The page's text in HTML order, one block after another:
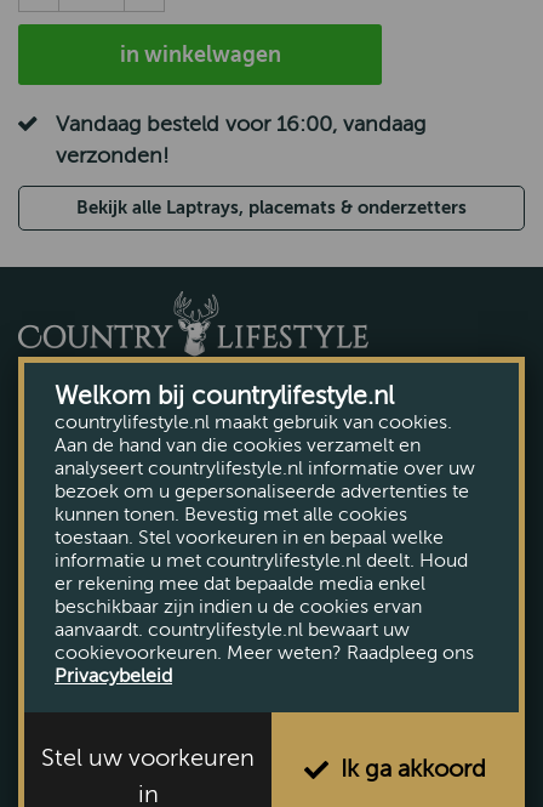
in winkelwagen
Vandaag besteld voor 16:00, vandaag
verzonden!
Bekijk alle Laptrays, placemats & onderzetters
Voorthuizerstraat 131, Putten
Tel. (0341) 492 145
Plan uw route
Vandaag geopend tot 21:00
Bekijk openingstijden
Welkom bij countrylifestyle.nl
countrylifestyle.nl maakt gebruik van cookies.
Aan de hand van die cookies verzamelt en
analyseert countrylifestyle.nl informatie over uw
bezoek om u gepersonaliseerde advertenties te
kunnen tonen. Bevestig met alle cookies
toestaan. Stel voorkeuren in en bepaal welke
informatie u met countrylifestyle.nl deelt. Houd
er rekening mee dat bepaalde media enkel
beschikbaar zijn indien u de cookies ervan
aanvaardt. countrylifestyle.nl bewaart uw
cookievoorkeuren. Meer weten? Raadpleeg ons
Privacybeleid
Stel uw voorkeuren
in
Ik ga akkoord